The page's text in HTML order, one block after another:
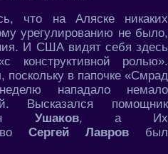
что на Аляске никаких
урегулированию не было,
И США видят себя здесь
конструктивной ролью».
в папочке «Смрад
нападало немало
Высказался помощник
Ушаков, а Их
Сергей Лавров был